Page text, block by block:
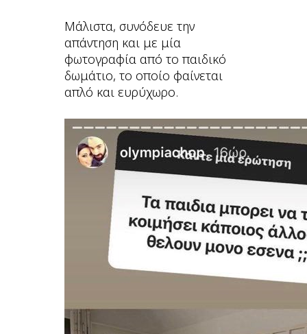
Μάλιστα, συνόδευε την
απάντηση και με μία
φωτογραφία από το παιδικό
δωμάτιο, το οποίο φαίνεται
απλό και ευρύχωρο.